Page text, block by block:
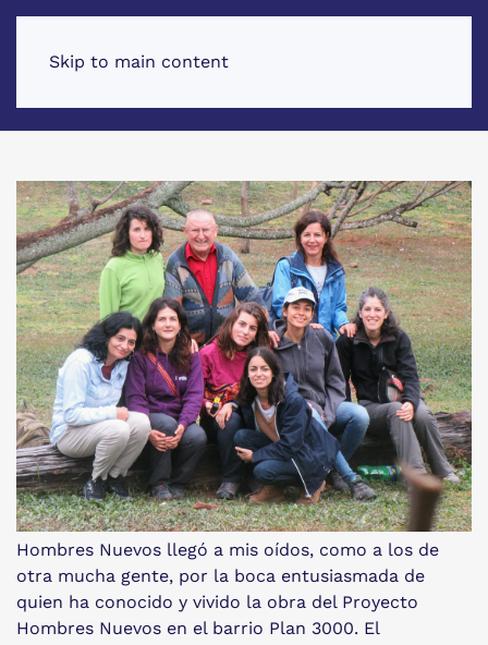
Skip to main content
Hombres Nuevos llegó a mis oídos, como a los de
otra mucha gente, por la boca entusiasmada de
quien ha conocido y vivido la obra del Proyecto
Hombres Nuevos en el barrio Plan 3000. El